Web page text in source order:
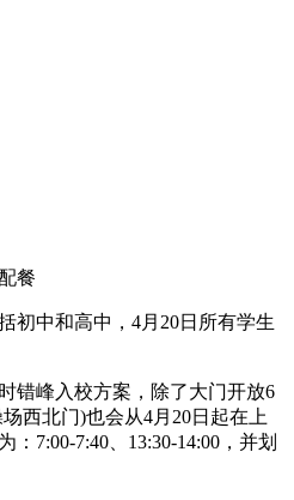
餐
中和高中，4月20日所有学生
峰入校方案，除了大门开放6
西北门)也会从4月20日起在上
7:00-7:40、13:30-14:00，并划